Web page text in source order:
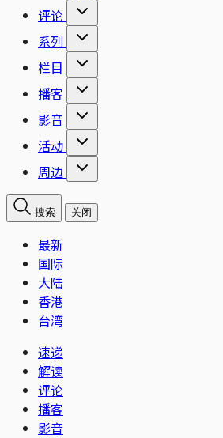
评论
系列
栏目
播客
影音
活动
周边
搜索 关闭
最新
国际
大陆
香港
台湾
速递
解读
评论
播客
影音